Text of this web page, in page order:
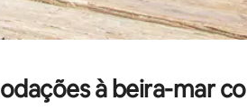
à beira-mar